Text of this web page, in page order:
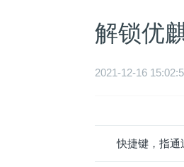
解锁优
2021-12-16
快捷键，指通